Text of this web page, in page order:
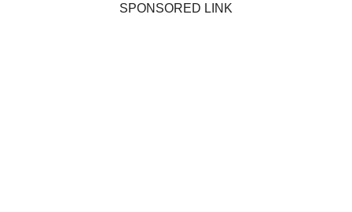
SPONSORED LINK